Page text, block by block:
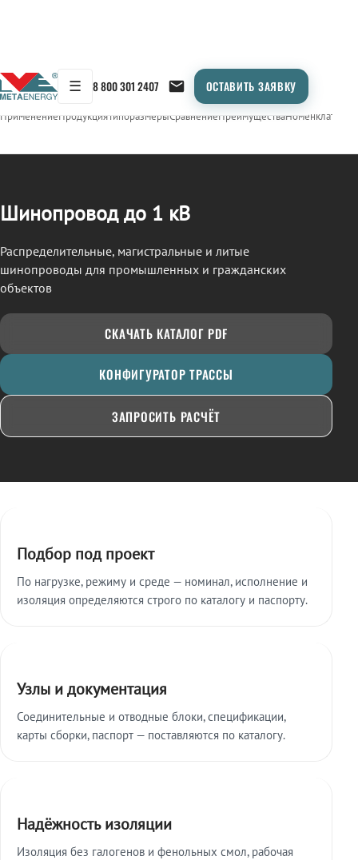
☰ 8 800 301 2407 ОСТАВИТЬ ЗАЯВКУ
← Продукция/ШИНОПРОВОД
ПрименениеПродукцияТипоразмерыСравнениеПреимуществаНоменклатура
Шинопровод до 1 кВ
Распределительные, магистральные и литые
шинопроводы для промышленных и гражданских
объектов
СКАЧАТЬ КАТАЛОГ PDF
КОНФИГУРАТОР ТРАССЫ
ЗАПРОСИТЬ РАСЧЁТ
Подбор под проект
По нагрузке, режиму и среде — номинал, исполнение и
изоляция определяются строго по каталогу и паспорту.
Узлы и документация
Соединительные и отводные блоки, спецификации,
карты сборки, паспорт — поставляются по каталогу.
Надёжность изоляции
Изоляция без галогенов и фенольных смол, рабочая